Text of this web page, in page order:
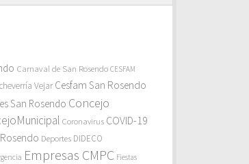
Carnaval de San Rosendo CESFAM
Vejar Cesfam San Rosendo
San Rosendo Concejo
Coronavirus COVID-19
Deportes DIDECO
Empresas CMPC Fiestas